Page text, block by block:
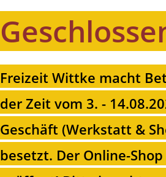
Freizeit Wittke macht
der Zeit vom 3. -
Geschäft (Werkstatt &
besetzt. Der Online-